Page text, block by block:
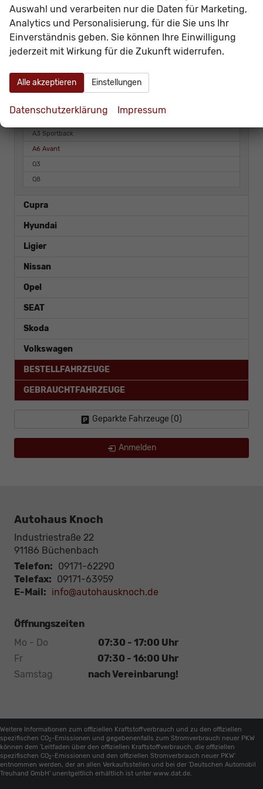
CO2-Emissionen:142,00 g/km
Fahrzeugnr.
VORLAUFFAHRZEUGE
Audi
A3 Sportback
A6 Avant
Q3
Q8
Cupra
Hyundai
Ligier
Nissan
Opel
SEAT
Skoda
Volkswagen
BESTELLFAHRZEUGE
GEBRAUCHTFAHRZEUGE
Geparkte Fahrzeuge (0)
Anmelden
Autohaus Knoch
Industriestraße 22
91186 Büchenbach
Telefon: 09171-62290
Telefax: 09171-63959
E-Mail: info@autohausknoch.de
Öffnungszeiten
Mo - Do
07:30 - 17:00 Uhr
Fr
07:30 - 16:00 Uhr
Samstag
nach Vereinbarung!
Weitere Informationen zum offiziellen Kraftstoffverbrauch und zu den offiziellen
spezifischen CO2 -Emissionen und gegebenenfalls zum Stromverbrauch neuer PKW
können dem 'Leitfaden über den offiziellen Kraftstoffverbrauch, die offiziellen
spezifischen CO2 -Emissionen und den offiziellen Stromverbrauch neuer PKW'
entnommen werden, der an allen Verkaufsstellen und bei der 'Deutschen Automobil
Treuhand GmbH' unentgeltlich erhältlich ist unter www.dat.de.
Auswahl und verarbeiten nur die Daten für Marketing,
Analytics und Personalisierung, für die Sie uns Ihr
Einverständnis geben. Sie können Ihre Einwilligung
jederzeit mit Wirkung für die Zukunft widerrufen.
Alle akzeptieren Einstellungen
Datenschutzerklärung Impressum